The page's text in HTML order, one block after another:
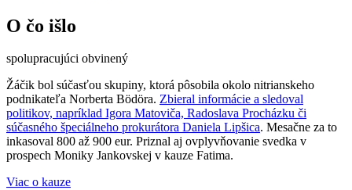
O čo išlo
spolupracujúci obvinený
Žáčik bol súčasťou skupiny, ktorá pôsobila okolo nitrianskeho
podnikateľa Norberta Bödöra. Zbieral informácie a sledoval
politikov, napríklad Igora Matoviča, Radoslava Procházku či
súčasného špeciálneho prokurátora Daniela Lipšica. Mesačne za to
inkasoval 800 až 900 eur. Priznal aj ovplyvňovanie svedka v
prospech Moniky Jankovskej v kauze Fatima.
Viac o kauze